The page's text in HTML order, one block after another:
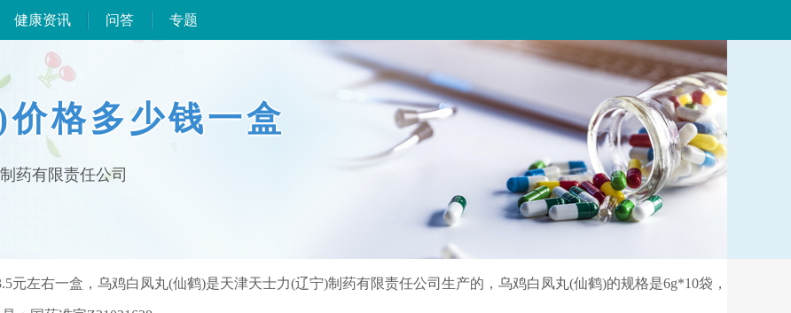
健康资讯 问答 专题
格多少钱一盒
药有限责任公司
元左右一盒，乌鸡白凤丸(仙鹤)是天津天士力(辽宁)制药有限责任公司生产的，乌鸡白凤丸(仙鹤)的规格是6g*10袋，